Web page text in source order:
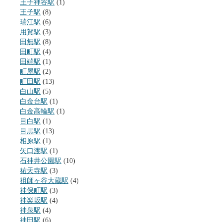
王子神谷駅 (1)
王子駅 (8)
瑞江駅 (6)
用賀駅 (3)
田無駅 (8)
田町駅 (4)
田端駅 (1)
町屋駅 (2)
町田駅 (13)
白山駅 (5)
白金台駅 (1)
白金高輪駅 (1)
目白駅 (1)
目黒駅 (13)
相原駅 (1)
矢口渡駅 (1)
石神井公園駅 (10)
祐天寺駅 (3)
祖師ヶ谷大蔵駅 (4)
神保町駅 (3)
神楽坂駅 (4)
神泉駅 (4)
神田駅 (6)